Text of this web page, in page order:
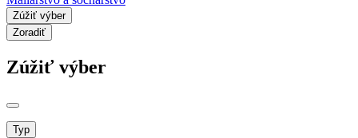
Zúžiť výber
Zoradiť
Zúžiť výber
Typ